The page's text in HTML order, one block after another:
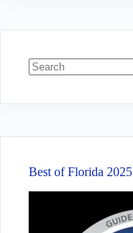
Best of Florida 2025